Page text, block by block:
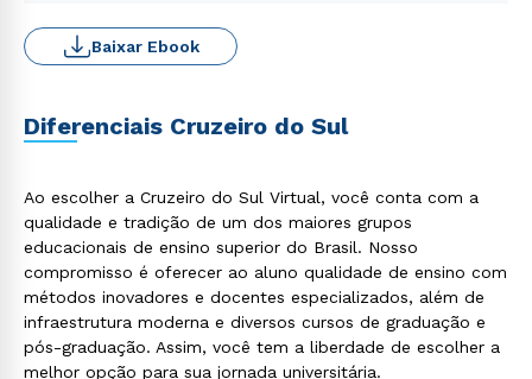
Baixar Ebook
Diferenciais Cruzeiro do Sul
Ao escolher a Cruzeiro do Sul Virtual, você conta com a
qualidade e tradição de um dos maiores grupos
educacionais de ensino superior do Brasil. Nosso
compromisso é oferecer ao aluno qualidade de ensino com
métodos inovadores e docentes especializados, além de
infraestrutura moderna e diversos cursos de graduação e
pós-graduação. Assim, você tem a liberdade de escolher a
melhor opção para sua jornada universitária.